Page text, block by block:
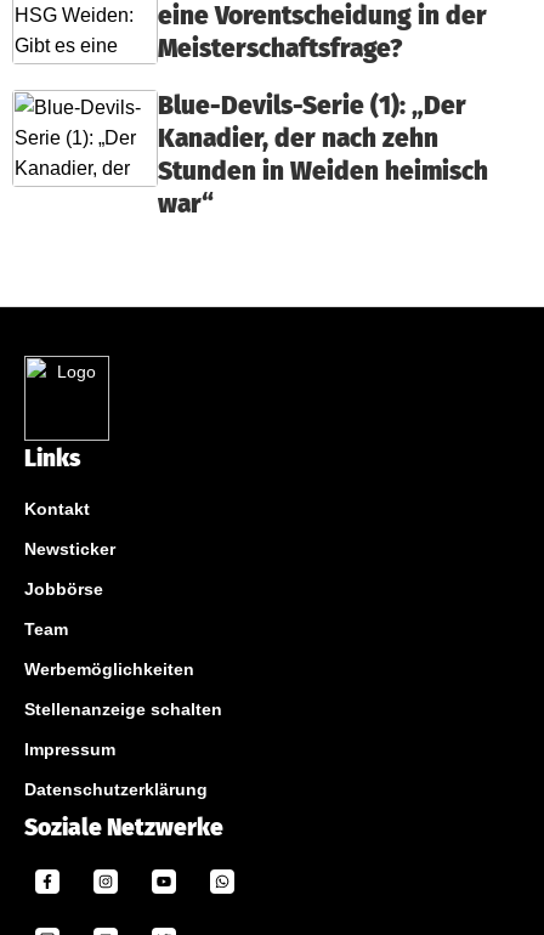
eine Vorentscheidung in der
Meisterschaftsfrage?
Blue-Devils-Serie (1): „Der
Kanadier, der nach zehn
Stunden in Weiden heimisch
war“
Links
Kontakt
Newsticker
Jobbörse
Team
Werbemöglichkeiten
Stellenanzeige schalten
Impressum
Datenschutzerklärung
Soziale Netzwerke